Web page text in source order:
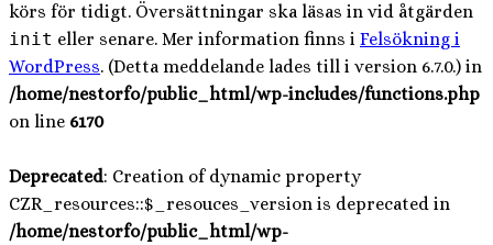
körs för tidigt. Översättningar ska läsas in vid åtgärden
init eller senare. Mer information finns i Felsökning i
WordPress. (Detta meddelande lades till i version 6.7.0.) in
/home/nestorfo/public_html/wp-includes/functions.php
on line 6170
Deprecated: Creation of dynamic property
CZR_resources::$_resouces_version is deprecated in
/home/nestorfo/public_html/wp-